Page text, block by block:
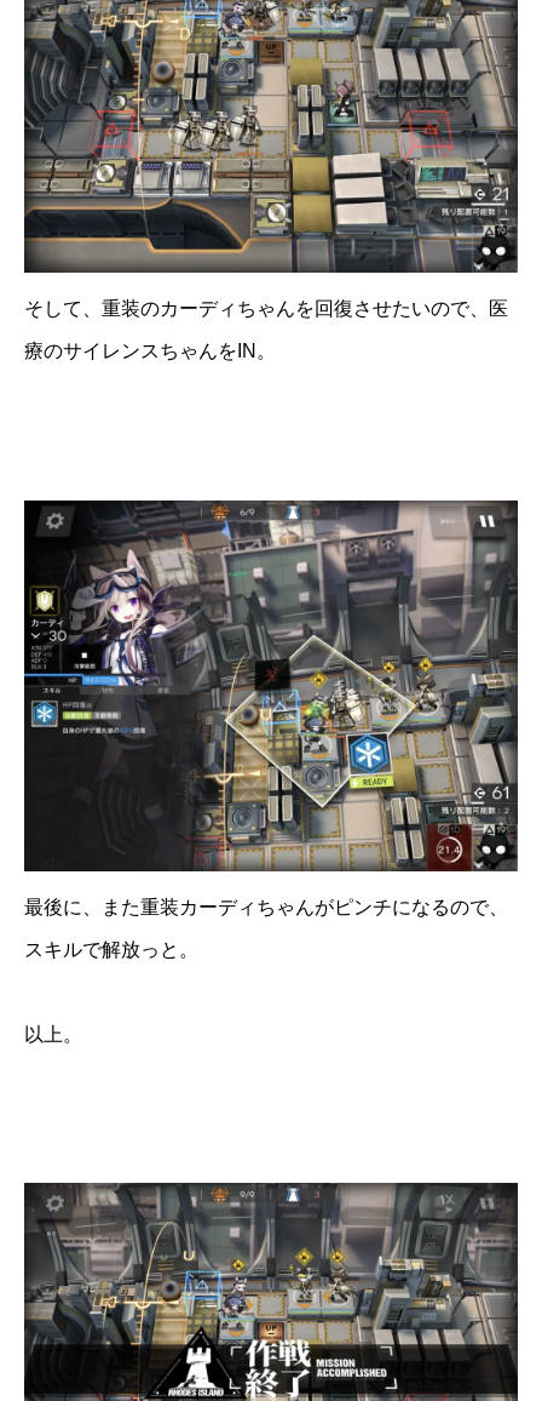
そして、重装のカーディちゃんを回復させたいので、医
療のサイレンスちゃんをIN。
最後に、また重装カーディちゃんがピンチになるので、
スキルで解放っと。
以上。